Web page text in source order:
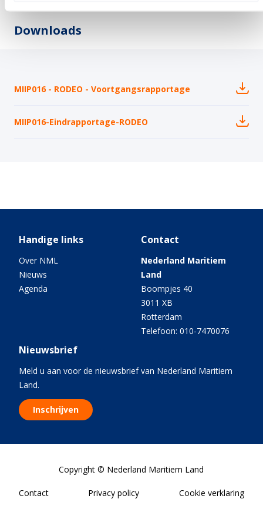
Downloads
MIIP016 - RODEO - Voortgangsrapportage
MIIP016-Eindrapportage-RODEO
Handige links
Over NML
Nieuws
Agenda
Contact
Nederland Maritiem
Land
Boompjes 40
3011 XB
Rotterdam
Telefoon: 010-7470076
Nieuwsbrief
Meld u aan voor de nieuwsbrief van Nederland Maritiem
Land.
Inschrijven
Copyright © Nederland Maritiem Land
Contact Privacy policy Cookie verklaring